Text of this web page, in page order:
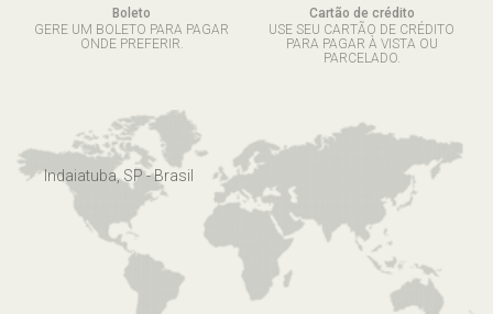
Boleto
GERE UM BOLETO PARA PAGAR
ONDE PREFERIR.
Cartão de crédito
USE SEU CARTÃO DE CRÉDITO
PARA PAGAR À VISTA OU
PARCELADO.
Indaiatuba, SP - Brasil